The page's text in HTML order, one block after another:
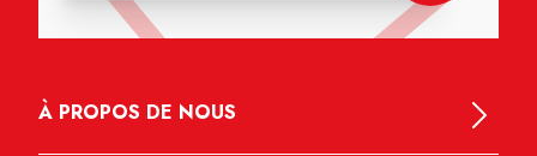
À PROPOS DE NOUS